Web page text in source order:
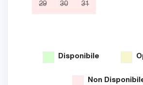
29 30 31
Disponibile
Non